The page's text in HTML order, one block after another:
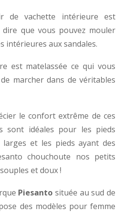
de vachette intérieure est
dire que vous pouvez mouler
intérieures aux sandales.
est matelassée ce qui vous
marcher dans de véritables
le confort extrême de ces
sont idéales pour les pieds
larges et les pieds ayant des
chouchoute nos petits
et doux !
Piesanto située au sud de
des modèles pour femme